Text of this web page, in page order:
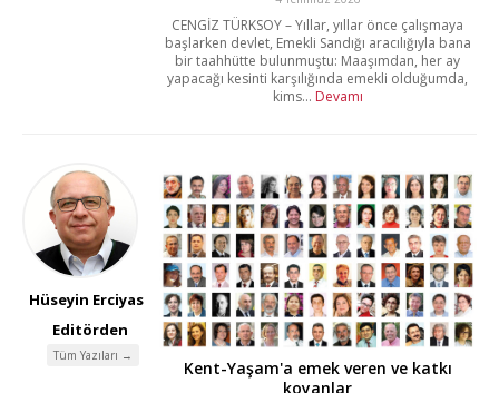
CENGİZ TÜRKSOY – Yıllar, yıllar önce çalışmaya
başlarken devlet, Emekli Sandığı aracılığıyla bana
bir taahhütte bulunmuştu: Maaşımdan, her ay
yapacağı kesinti karşılığında emekli olduğumda,
kims... Devamı
Hüseyin Erciyas
Editörden
Tüm Yazıları →
Kent-Yaşam'a emek veren ve katkı
koyanlar